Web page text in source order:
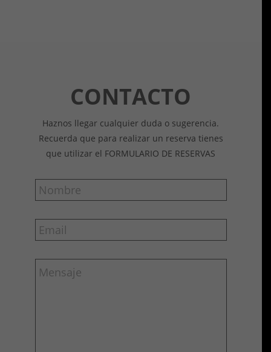
CONTACTO
Haznos llegar cualquier duda o sugerencia.
Recuerda que para realizar un reserva tienes
que utilizar el FORMULARIO DE RESERVAS